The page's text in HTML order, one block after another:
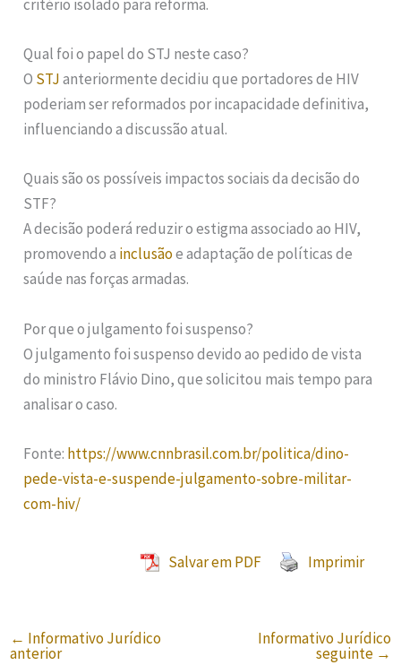
critério isolado para reforma.
Qual foi o papel do STJ neste caso?
O STJanteriormente decidiu que portadores de HIV
poderiam ser reformados por incapacidade definitiva,
influenciando a discussão atual.
Quais são os possíveis impactos sociais da decisão do
STF?
A decisão poderá reduzir o estigma associado ao HIV,
promovendo a inclusãoe adaptação de políticas de
saúde nas forças armadas.
Por que o julgamento foi suspenso?
O julgamento foi suspenso devido ao pedido de vista
do ministro Flávio Dino, que solicitou mais tempo para
analisar o caso.
Fonte: https://www.cnnbrasil.com.br/politica/dino-
pede-vista-e-suspende-julgamento-sobre-militar-
com-hiv/
Salvar em PDF Imprimir
← Informativo Jurídico
anterior
Informativo Jurídico
seguinte →